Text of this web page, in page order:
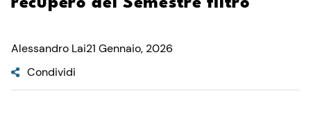
recupero del Semestre filtro
Alessandro Lai21 Gennaio, 2026
Condividi